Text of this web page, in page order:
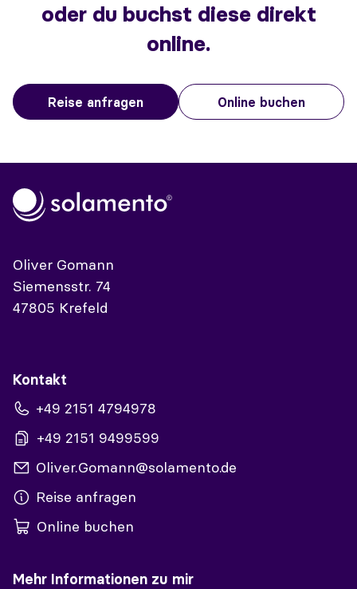
oder du buchst diese direkt
online.
Reise anfragen Online buchen
Oliver Gomann
Siemensstr. 74
47805 Krefeld
Kontakt
+49 2151 4794978
+49 2151 9499599
Oliver.Gomann@solamento.de
Reise anfragen
Online buchen
Mehr Informationen zu mir